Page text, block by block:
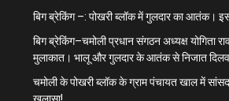
बिग ब्रेकिंग –: पोखरी ब्लॉक में गुलदार का आतंक।
बिग ब्रेकिंग–चमोली प्रधान संगठन अध्यक्ष योगिता
मुलाकात। भालू और गुलदार के आतंक से निजात
चमोली के पोखरी ब्लॉक के ग्राम पंचायत खाल में